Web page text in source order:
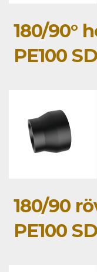
180/90°
PE100
180/90
PE100